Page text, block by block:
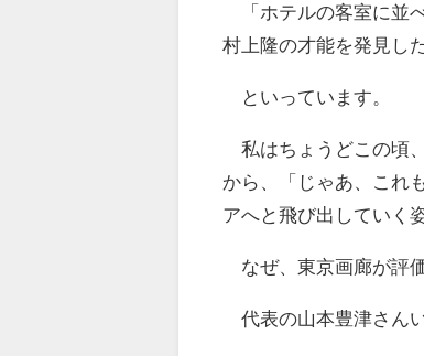
「ホテルの客室に並
村上隆の才能を発見し
といっています。
私はちょうどこの頃
から、「じゃあ、これ
アへと飛び出していく
なぜ、東京画廊が評
代表の山本豊津さん